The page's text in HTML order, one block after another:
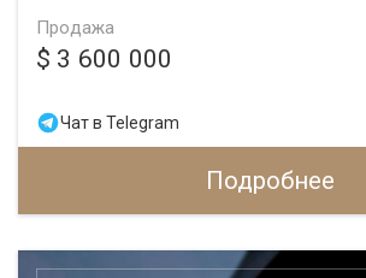
Продажа
$ 3 600 000
Чат в Telegram
Подробнее